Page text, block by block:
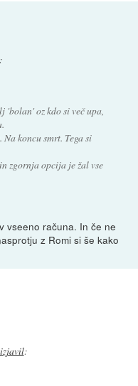
:
'bolan' oz kdo si več upa,
Na koncu smrt. Tega si
zgornja opcija je žal vse
vseeno računa. In če ne
z Romi si še kako
izjavil: